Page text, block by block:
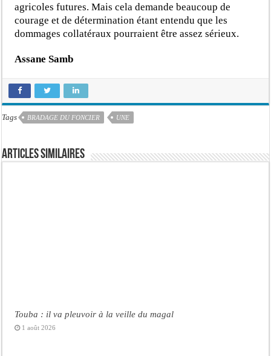
agricoles futures. Mais cela demande beaucoup de
courage et de détermination étant entendu que les
dommages collatéraux pourraient être assez sérieux.
Assane Samb
Tags BRADAGE DU FONCIER UNE
Articles similaires
Touba : il va pleuvoir à la veille du magal
1 août 2026